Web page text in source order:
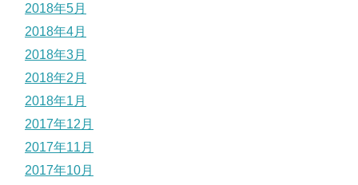
2018年5月
2018年4月
2018年3月
2018年2月
2018年1月
2017年12月
2017年11月
2017年10月